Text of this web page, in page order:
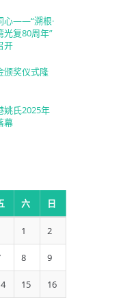
心——“溯根·
复80周年”
开
颁奖仪式隆
氏2025年
幕
六 日
1 2
8 9
15 16